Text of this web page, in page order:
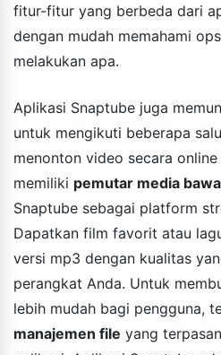
fitur-fitur yang berbeda dari
dengan mudah memahami
melakukan apa.
Aplikasi Snaptube juga
untuk mengikuti beberapa
menonton video secara
memiliki pemutar media
Snaptube sebagai platform
Dapatkan film favorit atau
versi mp3 dengan kualitas
perangkat Anda. Untuk
lebih mudah bagi pengguna,
manajemen file yang